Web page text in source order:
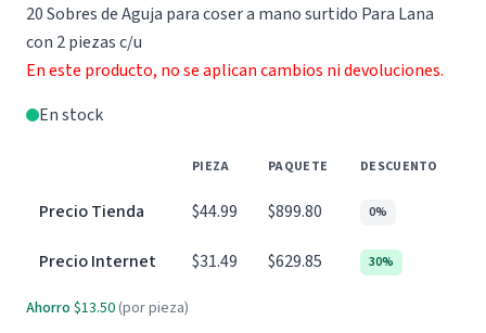
20 Sobres de Aguja para coser a mano surtido Para Lana
con 2 piezas c/u
En este producto, no se aplican cambios ni devoluciones.
En stock
PIEZA PAQUETE DESCUENTO
Precio Tienda $44.99 $899.80 0%
Precio Internet $31.49 $629.85 30%
Ahorro $13.50 (por pieza)